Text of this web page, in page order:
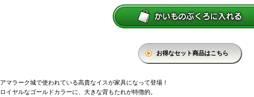
お得なセット商品はこちら
アマラーク城で使われている高貴なイスが家具になって登場！
ロイヤルなゴールドカラーに、大きな背もたれが特徴的。